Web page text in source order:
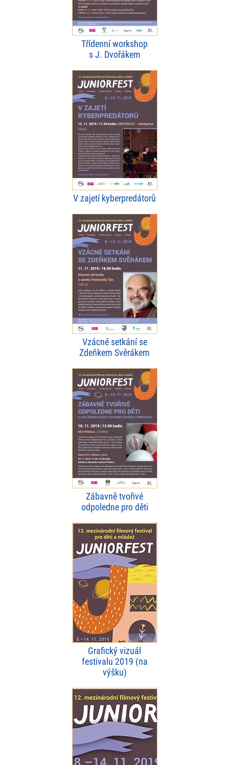
Třídenní workshop
s J. Dvořákem
V zajetí kyberpredátorů
Vzácné setkání se
Zdeňkem Svěrákem
Zábavně tvořivé
odpoledne pro děti
Grafický vizuál
festivalu 2019 (na
výšku)